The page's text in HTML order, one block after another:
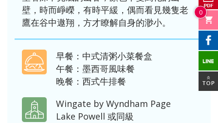
0
壁，時而崢嶸，有時平緩，偶而看見幾隻老
鷹在谷中遨翔，方才瞭解自身的渺小。
早餐：中式清粥小菜餐盒
午餐：墨西哥風味餐
晚餐：西式牛排餐
Wingate by Wyndham Page
Lake Powell 或同級